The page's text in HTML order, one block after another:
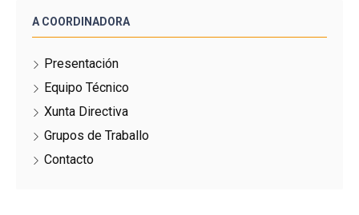
A COORDINADORA
Presentación
Equipo Técnico
Xunta Directiva
Grupos de Traballo
Contacto